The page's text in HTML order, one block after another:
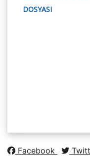
DOSYASI
Facebook